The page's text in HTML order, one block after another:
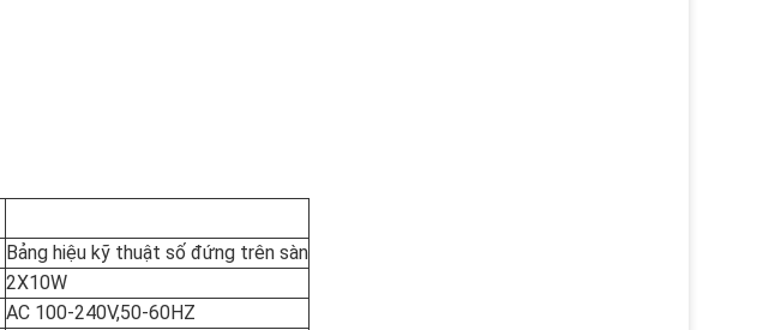
Bảng hiệu kỹ thuật số đứng trên sàn
2X10W
AC 100-240V,50-60HZ